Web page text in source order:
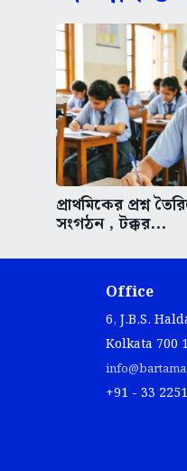
প্রাথমিকের প্রশ্ন
সংগঠন , টক্কর...
Office
6, J.B.S.
Kolkata 700
+91 - 33